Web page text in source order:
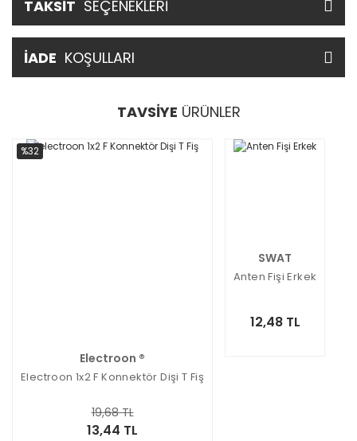
TAKSİT SEÇENEKLERİ
İADE KOŞULLARI
TAVSİYE ÜRÜNLER
%32
Electroon ®
Electroon 1x2 F Konnektör Dişi T Fiş
13,44 TL
19,68 TL
SWAT
Anten Fişi Erkek
12,48 TL